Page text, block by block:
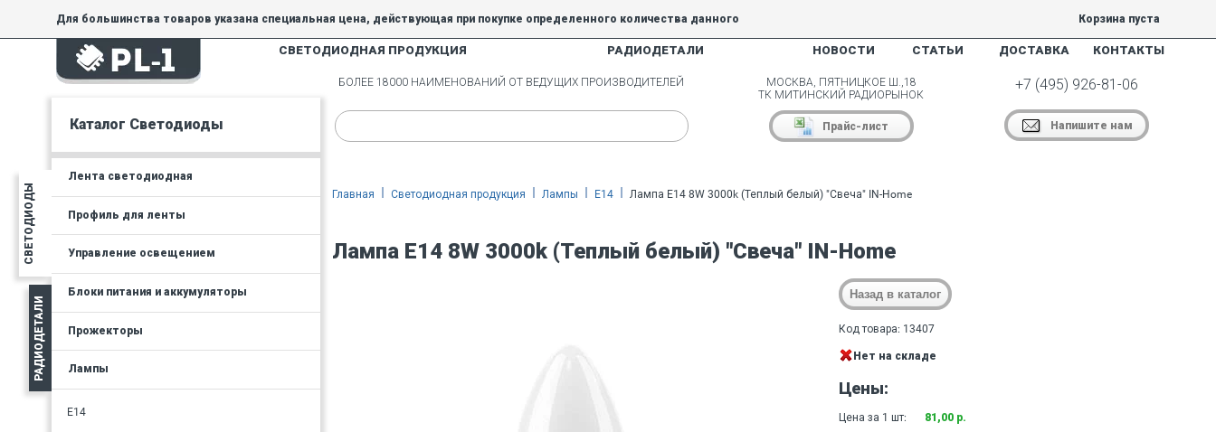
Для большинства товаров указана специальная цена, действующая при покупке определенного количества данного
товара.
На товары, купленные по специальной цене, общие скидки 5% и 10% не действуют.
Корзина пуста
СВЕТОДИОДНАЯ ПРОДУКЦИЯ РАДИОДЕТАЛИ НОВОСТИ СТАТЬИ ДОСТАВКА КОНТАКТЫ
СВЕТОДИОДЫ
РАДИОДЕТАЛИ
Каталог Светодиоды
Лента светодиодная
Профиль для ленты
Управление освещением
Блоки питания и аккумуляторы
Прожекторы
Лампы
E14
БОЛЕЕ 18000 НАИМЕНОВАНИЙ ОТ ВЕДУЩИХ ПРОИЗВОДИТЕЛЕЙ
МОСКВА, ПЯТНИЦКОЕ Ш.,18
ТК МИТИНСКИЙ РАДИОРЫНОК
Прайс-лист
+7 (495) 926-81-06
Напишите нам
Главная Светодиодная продукция Лампы E14 Лампа E14 8W 3000k (Теплый белый) "Свеча" IN-Home
Лампа E14 8W 3000k (Теплый белый) "Свеча" IN-Home
Код товара: 13407
Нет на складе
Цены:
Цена за 1 шт: 81,00 р.